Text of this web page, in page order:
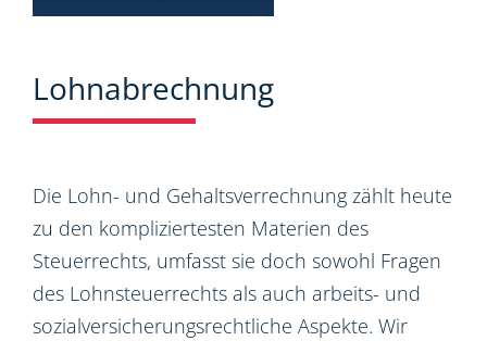
Lohnabrechnung
Die Lohn- und Gehaltsverrechnung zählt heute
zu den kompliziertesten Materien des
Steuerrechts, umfasst sie doch sowohl Fragen
des Lohnsteuerrechts als auch arbeits- und
sozialversicherungsrechtliche Aspekte. Wir